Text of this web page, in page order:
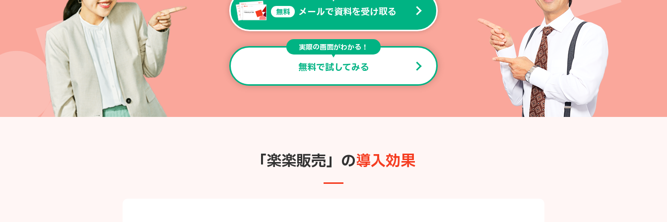
無料 メールで資料を受け取る
実際の画面がわかる！
無料で試してみる
「楽楽販売」の導入効果